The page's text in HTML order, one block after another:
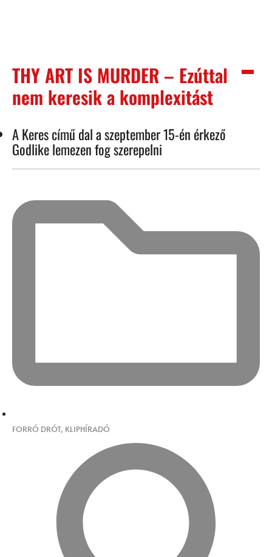
THY ART IS MURDER – Ezúttal
nem keresik a komplexitást
A Keres című dal a szeptember 15-én érkező
Godlike lemezen fog szerepelni
FORRÓ DRÓT, KLIPHÍRADÓ